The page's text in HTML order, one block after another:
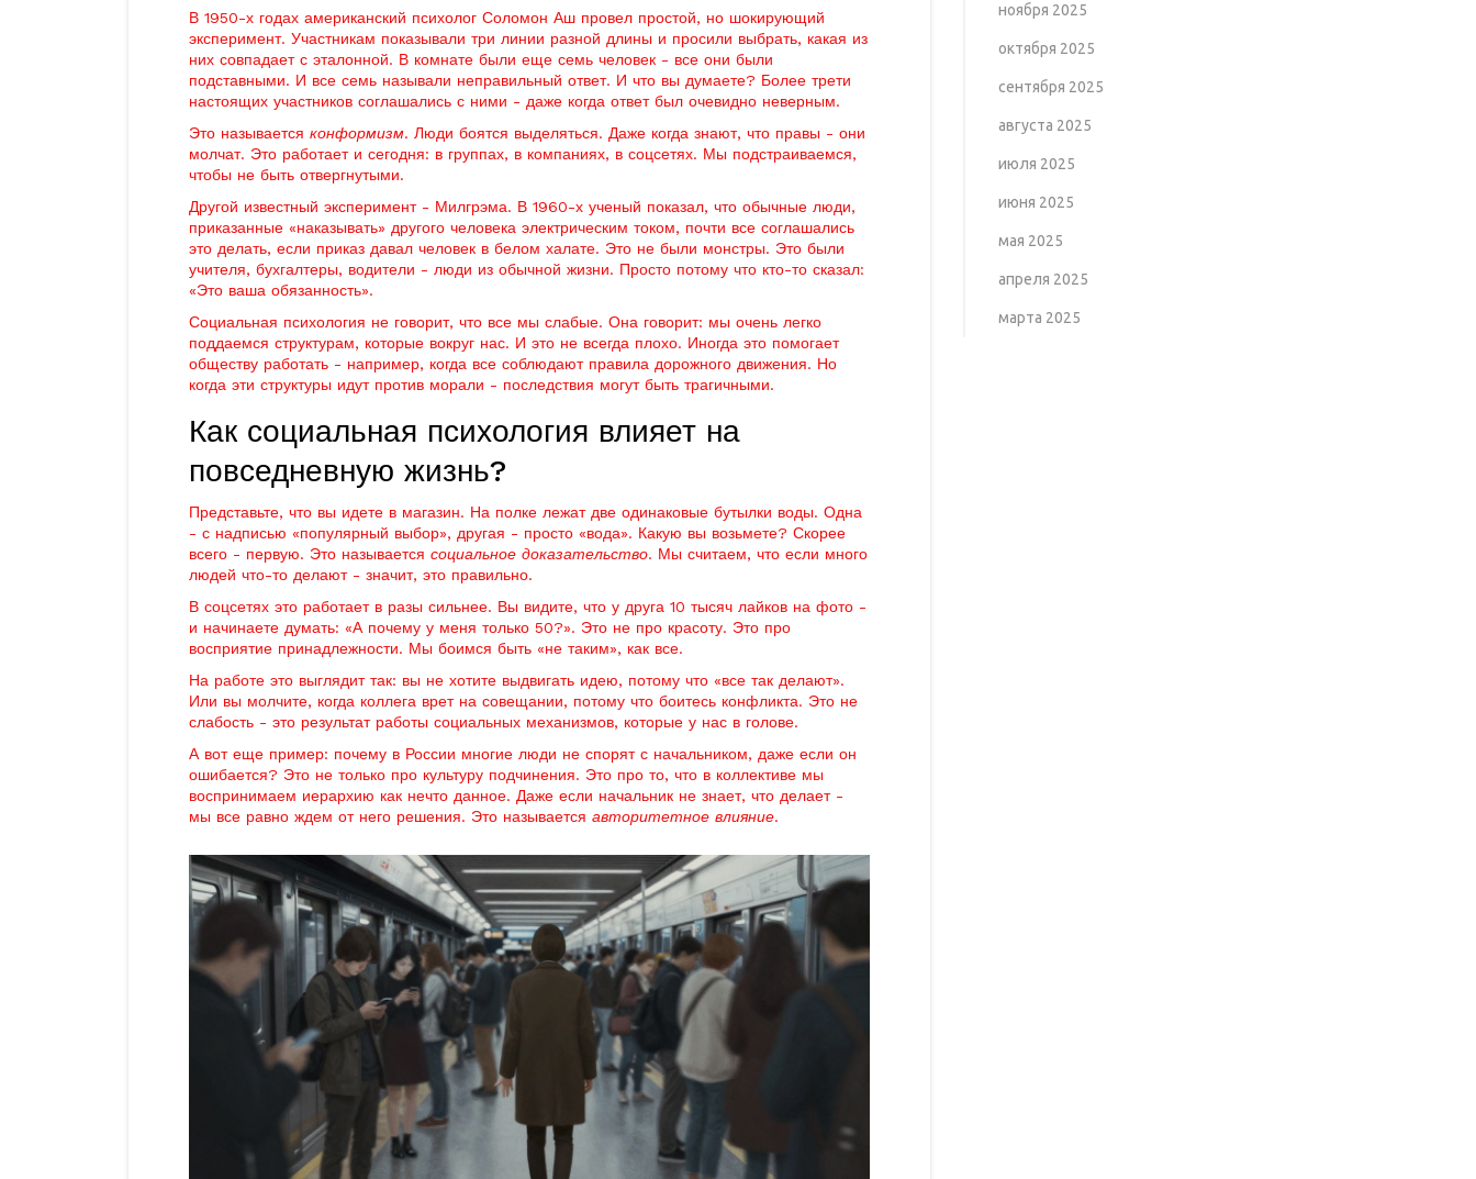
В 1950-х годах американский психолог Соломон Аш провел простой, но шокирующий
эксперимент. Участникам показывали три линии разной длины и просили выбрать, какая из
них совпадает с эталонной. В комнате были еще семь человек - все они были
подставными. И все семь называли неправильный ответ. И что вы думаете? Более трети
настоящих участников соглашались с ними - даже когда ответ был очевидно неверным.
Это называется конформизм. Люди боятся выделяться. Даже когда знают, что правы - они
молчат. Это работает и сегодня: в группах, в компаниях, в соцсетях. Мы подстраиваемся,
чтобы не быть отвергнутыми.
Другой известный эксперимент - Милгрэма. В 1960-х ученый показал, что обычные люди,
приказанные «наказывать» другого человека электрическим током, почти все соглашались
это делать, если приказ давал человек в белом халате. Это не были монстры. Это были
учителя, бухгалтеры, водители - люди из обычной жизни. Просто потому что кто-то сказал:
«Это ваша обязанность».
Социальная психология не говорит, что все мы слабые. Она говорит: мы очень легко
поддаемся структурам, которые вокруг нас. И это не всегда плохо. Иногда это помогает
обществу работать - например, когда все соблюдают правила дорожного движения. Но
когда эти структуры идут против морали - последствия могут быть трагичными.
Как социальная психология влияет на
повседневную жизнь?
Представьте, что вы идете в магазин. На полке лежат две одинаковые бутылки воды. Одна
- с надписью «популярный выбор», другая - просто «вода». Какую вы возьмете? Скорее
всего - первую. Это называется социальное доказательство. Мы считаем, что если много
людей что-то делают - значит, это правильно.
В соцсетях это работает в разы сильнее. Вы видите, что у друга 10 тысяч лайков на фото -
и начинаете думать: «А почему у меня только 50?». Это не про красоту. Это про
восприятие принадлежности. Мы боимся быть «не таким», как все.
На работе это выглядит так: вы не хотите выдвигать идею, потому что «все так делают».
Или вы молчите, когда коллега врет на совещании, потому что боитесь конфликта. Это не
слабость - это результат работы социальных механизмов, которые у нас в голове.
А вот еще пример: почему в России многие люди не спорят с начальником, даже если он
ошибается? Это не только про культуру подчинения. Это про то, что в коллективе мы
воспринимаем иерархию как нечто данное. Даже если начальник не знает, что делает -
мы все равно ждем от него решения. Это называется авторитетное влияние.
ноября 2025
октября 2025
сентября 2025
августа 2025
июля 2025
июня 2025
мая 2025
апреля 2025
марта 2025